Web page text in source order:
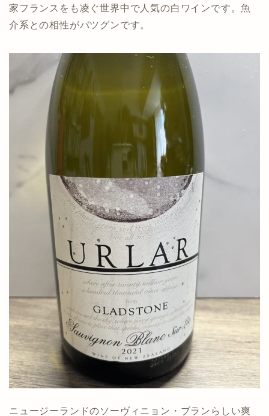
家フランスをも凌ぐ世界中で人気の白ワインです。魚
介系との相性がバツグンです。
ニュージーランドのソーヴィニョン・ブランらしい爽